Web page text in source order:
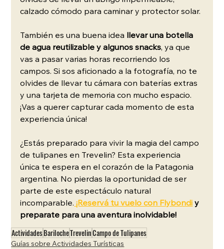
calzado cómodo para caminar y protector solar.
También es una buena idea llevar una botella
de agua reutilizable y algunos snacks, ya que
vas a pasar varias horas recorriendo los
campos. Si sos aficionado a la fotografía, no te
olvides de llevar tu cámara con baterías extras
y una tarjeta de memoria con mucho espacio.
¡Vas a querer capturar cada momento de esta
experiencia única!
¿Estás preparado para vivir la magia del campo
de tulipanes en Trevelin? Esta experiencia
única te espera en el corazón de la Patagonia
argentina. No pierdas la oportunidad de ser
parte de este espectáculo natural
incomparable. ¡Reservá tu vuelo con Flybondi y
preparate para una aventura inolvidable!
ActividadesBarilocheTrevelinCampo de Tulipanes
Guías sobre Actividades Turísticas